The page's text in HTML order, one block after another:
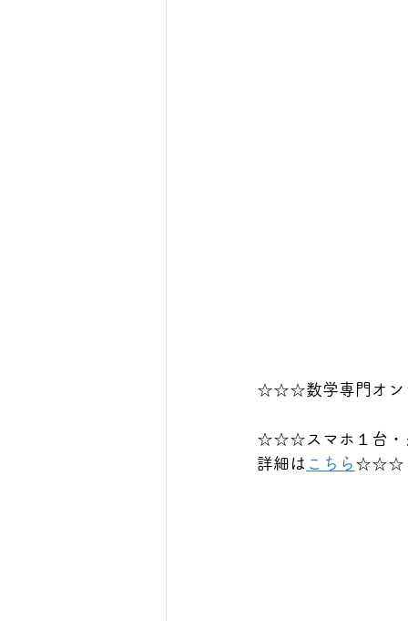
☆☆☆数学専門オン
☆☆☆スマホ１台・
詳細は こちら ☆☆☆